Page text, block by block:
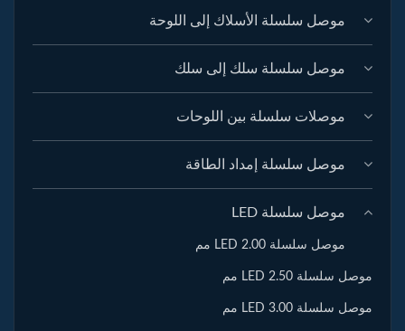
موصل سلسلة الأسلاك إلى اللوحة
موصل سلسلة سلك إلى سلك
موصلات سلسلة بين اللوحات
موصل سلسلة إمداد الطاقة
موصل سلسلة LED
موصل سلسلة LED 2.00 مم
موصل سلسلة LED 2.50 مم
موصل سلسلة LED 3.00 مم